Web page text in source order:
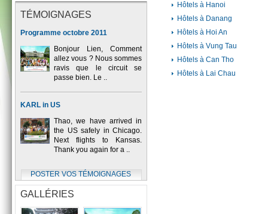
TÉMOIGNAGES
Programme octobre 2011
Bonjour Lien, Comment
allez vous ? Nous sommes
ravis que le circuit se
passe bien. Le ..
KARL in US
Thao, we have arrived in
the US safely in Chicago.
Next flights to Kansas.
Thank you again for a ..
POSTER VOS TÉMOIGNAGES
GALLÉRIES
Hôtels à Hanoi
Hôtels à Danang
Hôtels à Hoi An
Hôtels à Vung Tau
Hôtels à Can Tho
Hôtels à Lai Chau